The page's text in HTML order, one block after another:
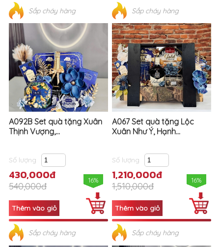
Sắp cháy hàng Sắp cháy hàng
A092B Set quà tặng Xuân
Thịnh Vượng,...
Số lượng
430,000đ
540,000đ
16%
Sắp cháy hàng
A067 Set quà tặng Lộc
Xuân Như Ý, Hạnh...
Số lượng
1,210,000đ
1,510,000đ
16%
Sắp cháy hàng